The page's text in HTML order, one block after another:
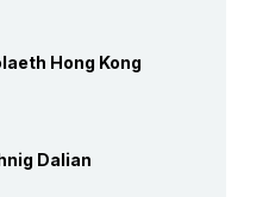
Hong Kong
Dalian